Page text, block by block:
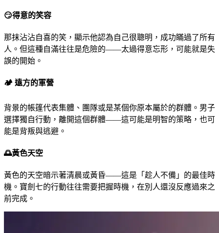
😏得意的笑容
那抹沾沾自喜的笑，顯示他認為自己很聰明，成功瞞過了所有
人。但這種自滿往往是危險的——太過得意忘形，可能就是失
誤的開始。
🏕 ️ 遠方的軍營
背景的帳篷代表集體、團隊或是某個你原本屬於的群體。男子
選擇獨自行動，離開這個群體——這可能是明智的策略，也可
能是背叛與逃避。
🌅黃色天空
黃色的天空暗示著清晨或黃昏——這是「趁人不備」的最佳時
機。寶劍七的行動往往需要把握時機，在別人還沒反應過來之
前完成。